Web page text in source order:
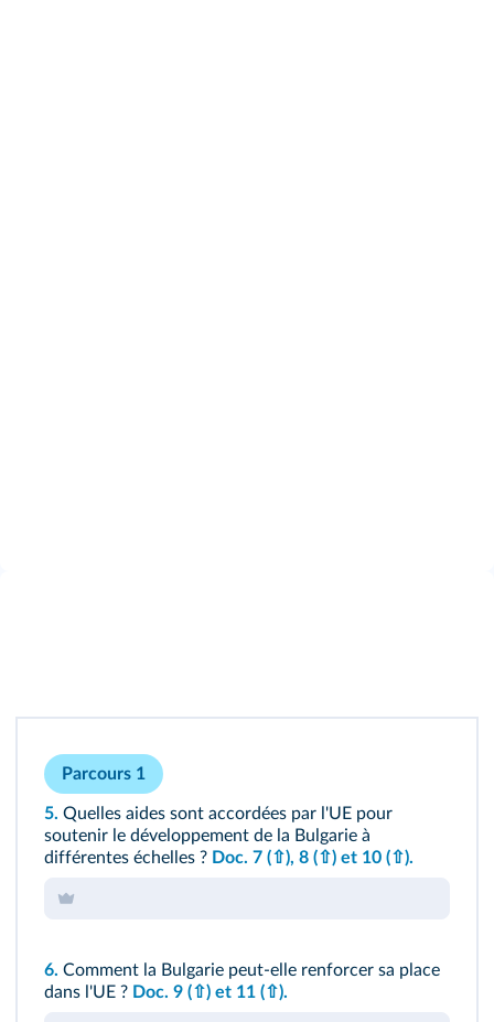
Parcours 1
5. Quelles aides sont accordées par l'UE pour
soutenir le développement de la Bulgarie à
différentes échelles ? Doc. 7 (⇧), 8 (⇧) et 10 (⇧).
6. Comment la Bulgarie peut-elle renforcer sa place
dans l'UE ? Doc. 9 (⇧) et 11 (⇧).